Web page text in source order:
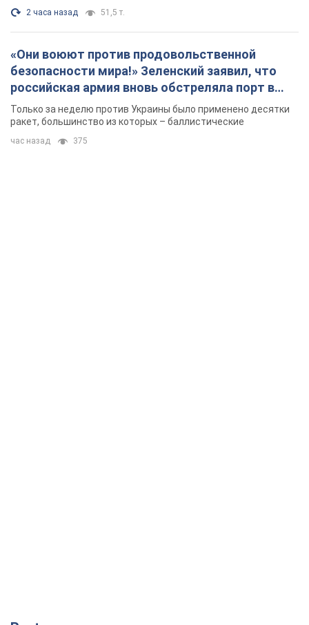
2 часа назад 51,5 т.
«Они воюют против продовольственной
безопасности мира!» Зеленский заявил, что
российская армия вновь обстреляла порт в
Одессе
Только за неделю против Украины было применено десятки
ракет, большинство из которых – баллистические
час назад 375